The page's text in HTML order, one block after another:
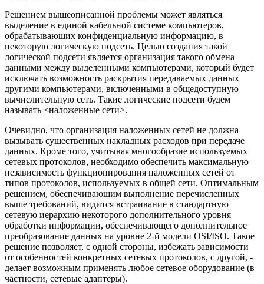
Решением вышеописанной проблемы может являться
выделение в единой кабельной системе компьютеров,
обрабатывающих конфиденциальную информацию, в
некоторую логическую подсеть. Целью создания такой
логической подсети является организация такого обмена
данными между выделенными компьютерами, который будет
исключать возможность раскрытия передаваемых данных
другими компьютерами, включенными в общедоступную
вычислительную сеть. Такие логические подсети будем
называть <наложенные сети>.
Очевидно, что организация наложенных сетей не должна
вызывать существенных накладных расходов при передаче
данных. Кроме того, учитывая многообразие используемых
сетевых протоколов, необходимо обеспечить максимальную
независимость функционирования наложенных сетей от
типов протоколов, используемых в общей сети. Оптимальным
решением, обеспечивающим выполнение перечисленных
выше требований, видится встраивание в стандартную
сетевую иерархию некоторого дополнительного уровня
обработки информации, обеспечивающего дополнительное
преобразование данных на уровне 2-й модели OSI/ISO. Такое
решение позволяет, с одной стороны, избежать зависимости
от особенностей конкретных сетевых протоколов, с другой, -
делает возможным применять любое сетевое оборудование (в
частности, сетевые адаптеры).